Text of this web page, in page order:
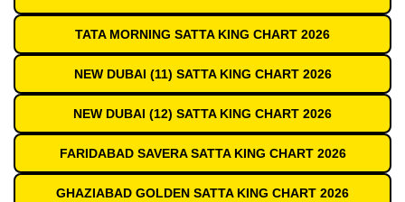
TATA MORNING SATTA KING CHART 2026
NEW DUBAI (11) SATTA KING CHART 2026
NEW DUBAI (12) SATTA KING CHART 2026
FARIDABAD SAVERA SATTA KING CHART 2026
GHAZIABAD GOLDEN SATTA KING CHART 2026